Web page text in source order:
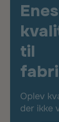
til
Oplev
der ikke